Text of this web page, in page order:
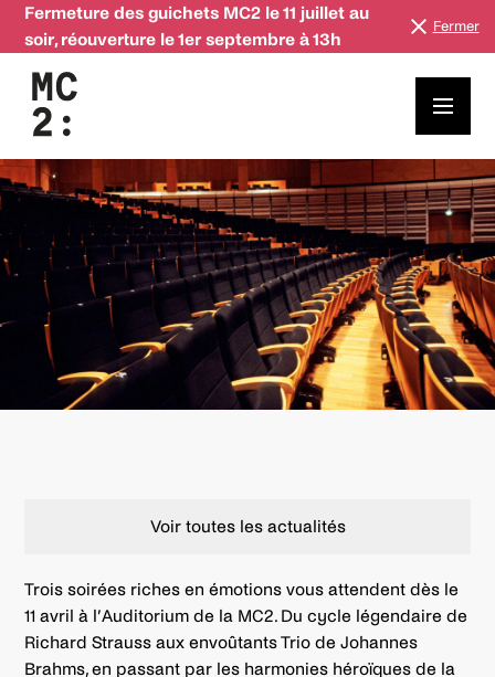
Fermeture des guichets MC2 le 11 juillet au
soir, réouverture le 1er septembre à 13h
Fermer
Voir toutes les actualités
Trois soirées riches en émotions vous attendent dès le
11 avril à l’Auditorium de la MC2. Du cycle légendaire de
Richard Strauss aux envoûtants Trio de Johannes
Brahms, en passant par les harmonies héroïques de la